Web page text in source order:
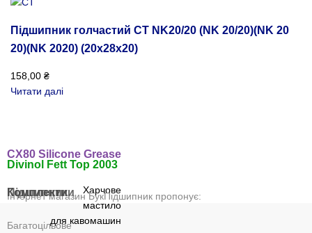
Підшипник голчастий CT NK20/20 (NK 20/20)(NK 20
20)(NK 2020) (20x28x20)
158,00 ₴
Читати далі
CX80 Silicone Grease
Харчове
мастило
для кавомашин
Divinol Fett Top 2003
Інтернет магазин БукПідшипник пропонує:
Багатоцільове
Підшипники
Комплекти